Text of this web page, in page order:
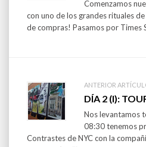
navigation
Comenzamos
con uno de los grandes rituales
de compras! Pasamos por Times
ANTERIOR
DÍA 2 (I):
Nos levantamos
08:30 tenemos
Contrastes de NYC con la